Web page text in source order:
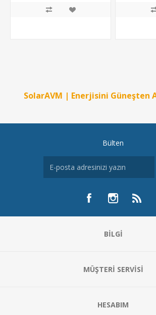
SolarAVM | Enerjisini Güneşten
Bülten
BILGI
MÜŞTERI SERVISI
HESABIM